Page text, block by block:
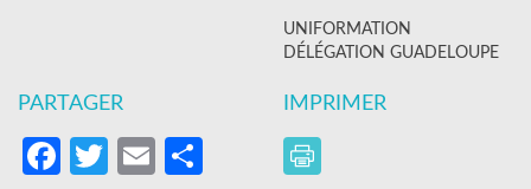
UNIFORMATION
DÉLÉGATION GUADELOUPE
PARTAGER
Facebook
Twitter
EmailPartager
IMPRIMER